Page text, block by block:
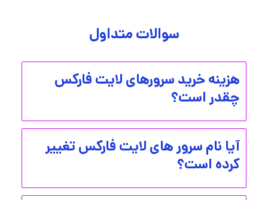
سوالات متداول
هزینه خرید سرورهای لایت فارکس
چقدر است؟
آیا نام سرور های لایت فارکس تغییر
کرده است؟